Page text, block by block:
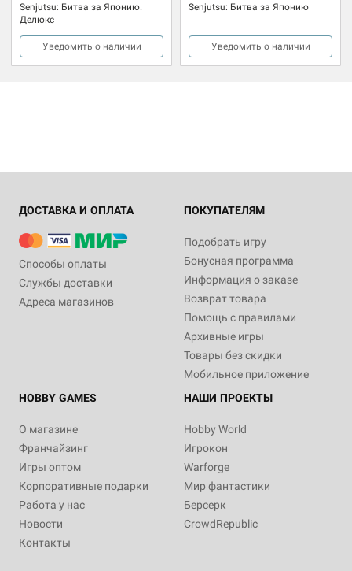
Senjutsu: Битва за Японию.
Делюкс
Уведомить о наличии
Senjutsu: Битва за Японию
Уведомить о наличии
ДОСТАВКА И ОПЛАТА
Способы оплаты
Службы доставки
Адреса магазинов
ПОКУПАТЕЛЯМ
Подобрать игру
Бонусная программа
Информация о заказе
Возврат товара
Помощь с правилами
Архивные игры
Товары без скидки
Мобильное приложение
HOBBY GAMES
О магазине
Франчайзинг
Игры оптом
Корпоративные подарки
Работа у нас
Новости
Контакты
НАШИ ПРОЕКТЫ
Hobby World
Игрокон
Warforge
Мир фантастики
Берсерк
CrowdRepublic